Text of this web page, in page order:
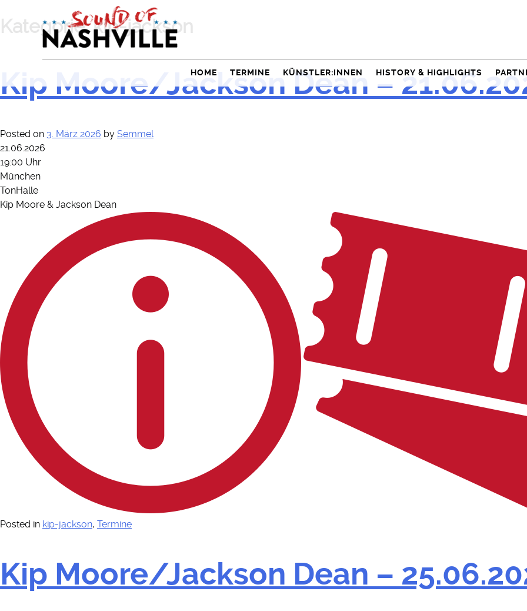
to
content
HOME TERMINE KÜNSTLER:INNEN HISTORY & HIGHLIGHTS
Kategorie:kip-jackson
Kip Moore/Jackson Dean –
Posted on 3. März 2026 by Semmel
21.06.2026
19:00 Uhr
München
TonHalle
Kip Moore & Jackson Dean
Posted in kip-jackson, Termine
Kip Moore/Jackson Dean –